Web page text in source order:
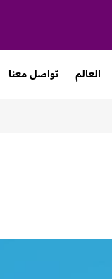
العالم تواصل معنا